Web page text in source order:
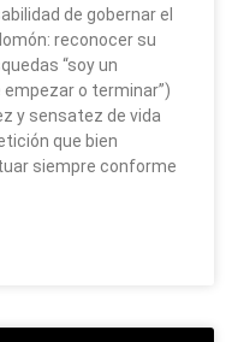
de gobernar el
reconocer su
“soy un
o terminar”)
y sensatez de vida
que bien
siempre conforme